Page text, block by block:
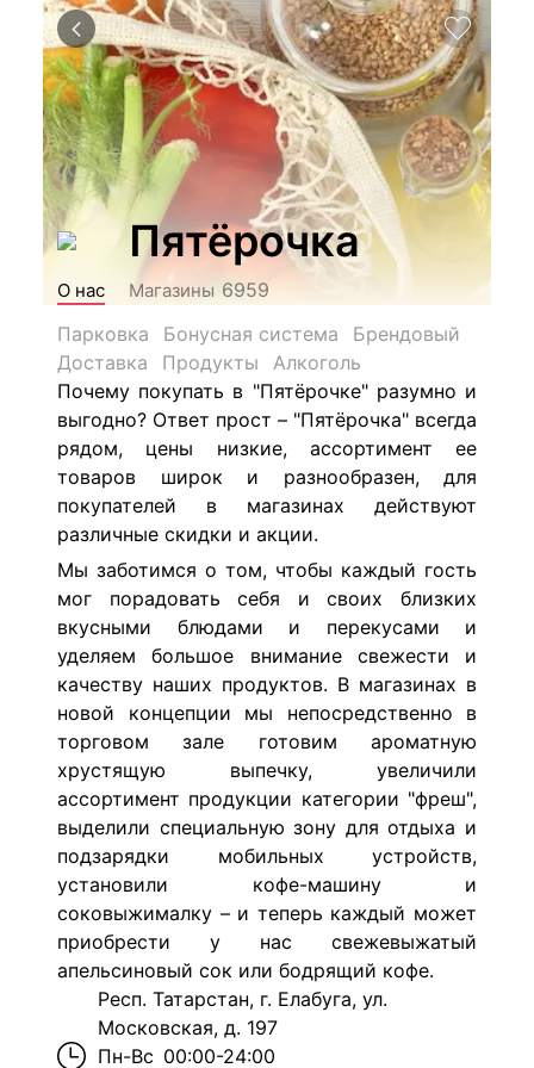
Пятёрочка
О нас Магазины 6959
Парковка
Бонусная система
Брендовый
Доставка
Продукты
Алкоголь
Почему покупать в "Пятёрочке" разумно и
выгодно? Ответ прост – "Пятёрочка" всегда
рядом, цены низкие, ассортимент ее
товаров широк и разнообразен, для
покупателей в магазинах действуют
различные скидки и акции.
Мы заботимся о том, чтобы каждый гость
мог порадовать себя и своих близких
вкусными блюдами и перекусами и
уделяем большое внимание свежести и
качеству наших продуктов. В магазинах в
новой концепции мы непосредственно в
торговом зале готовим ароматную
хрустящую выпечку, увеличили
ассортимент продукции категории "фреш",
выделили специальную зону для отдыха и
подзарядки мобильных устройств,
установили кофе-машину и
соковыжималку – и теперь каждый может
приобрести у нас свежевыжатый
апельсиновый сок или бодрящий кофе.
Респ. Татарстан, г. Елабуга, ул.
Московская, д. 197
Пн-Вс 00:00-24:00